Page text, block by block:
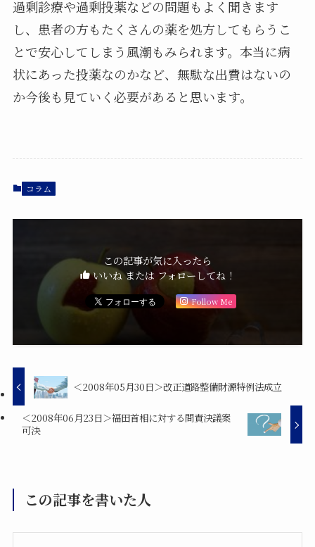
過剰診療や過剰投薬などの問題もよく聞きます
し、患者の方もたくさんの薬を処方してもらうこ
とで安心してしまう風潮もみられます。本当に病
状にあった投薬なのかなど、無駄な出費はないの
か今後も見ていく必要があると思います。
コラム
この記事が気に入ったら
いいね または フォローしてね！
Follow Me
＜2008年05月30日＞改正道路整備財源特例法成立
＜2008年06月23日＞福田首相に対する問責決議案
可決
この記事を書いた人